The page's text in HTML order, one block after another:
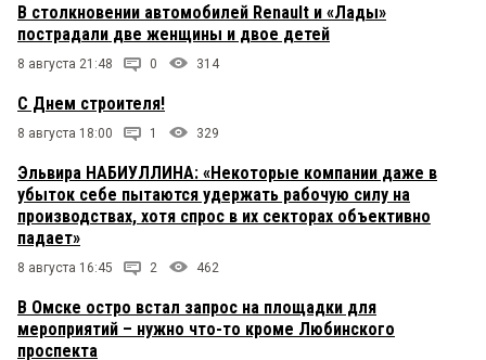
В столкновении автомобилей Renault и «Лады»
пострадали две женщины и двое детей
8 августа 21:48 0 314
С Днем строителя!
8 августа 18:00 1 329
Эльвира НАБИУЛЛИНА: «Некоторые компании даже в
убыток себе пытаются удержать рабочую силу на
производствах, хотя спрос в их секторах объективно
падает»
8 августа 16:45 2 462
В Омске остро встал запрос на площадки для
мероприятий – нужно что-то кроме Любинского
проспекта